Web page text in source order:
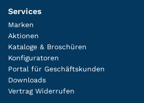
Services
Marken
Aktionen
Kataloge & Broschüren
Konfiguratoren
Portal für Geschäftskunden
Downloads
Vertrag Widerrufen